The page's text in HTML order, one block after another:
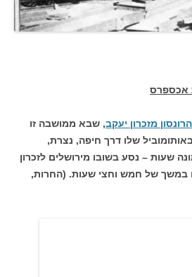
אכספרס
מזכרון יעקב, שבא ממושבה זו
שלו דרך חיפה, נצרת,
שעות – נסע בשובו מירושלים לזכרון
במשך של חמש וחצי שעות. (החרות,